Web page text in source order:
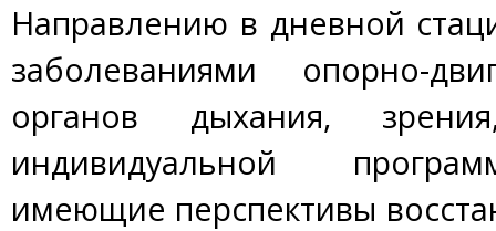
Направлению в дневной
заболеваниями опорно-
органов дыхания,
индивидуальной
имеющие перспективы